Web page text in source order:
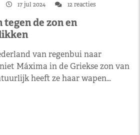
17 jul 2024 12 reacties
tegen de zon en
van regenbui naar
Máxima in de Griekse zon van
heeft ze haar wapen…